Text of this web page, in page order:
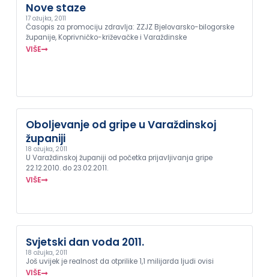
Nove staze
17 ožujka, 2011
Časopis za promociju zdravlja: ZZJZ Bjelovarsko-bilogorske
županije, Koprivničko-križevačke i Varaždinske
VIŠE
Oboljevanje od gripe u Varaždinskoj
županiji
18 ožujka, 2011
U Varaždinskoj županiji od početka prijavljivanja gripe
22.12.2010. do 23.02.2011.
VIŠE
Svjetski dan voda 2011.
18 ožujka, 2011
Još uvijek je realnost da otprilike 1,1 milijarda ljudi ovisi
VIŠE